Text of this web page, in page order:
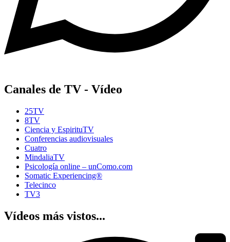
Canales de TV - Vídeo
25TV
8TV
Ciencia y EspirituTV
Conferencias audiovisuales
Cuatro
MindaliaTV
Psicología online – unComo.com
Somatic Experiencing®
Telecinco
TV3
Vídeos más vistos...